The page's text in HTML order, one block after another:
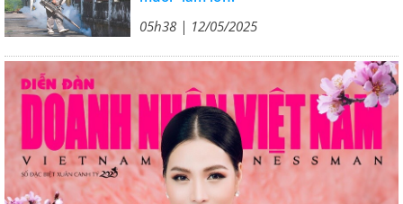
05h38 | 12/05/2025